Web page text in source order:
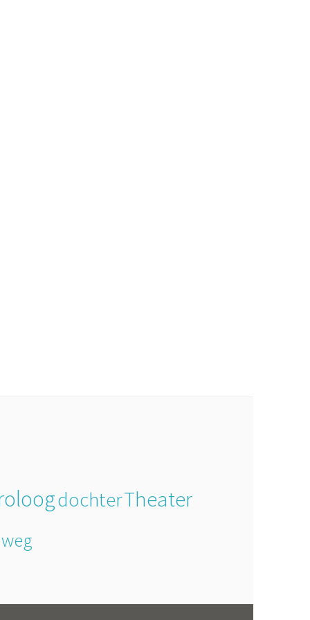
dochterTheater